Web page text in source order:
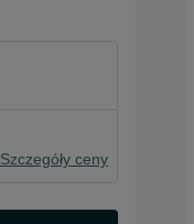
Szczegóły ceny